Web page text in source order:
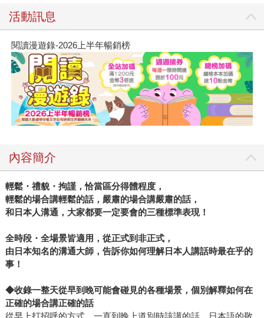
活動訊息
閱讀漫遊錄-2026上半年暢銷榜
內容簡介
輕鬆・禮貌・拘謹，恰當區分得體程度，
輕鬆的場合講輕鬆的話，嚴肅的場合講嚴肅的話，
和日本人溝通，大家都要一定要會的三種標準表現！
全時段・全場景皆適用，從正式到非正式，
由日本知名的溝通大師，告訴你如何理解日本人講話時最在乎的
事！
◆收錄一整天從早到晚可能會碰見的各種場景，個別解釋如何在
正確的場合講正確的話
從早上打招呼的方式，一直到晚上道別時該講的話，日本語的敬